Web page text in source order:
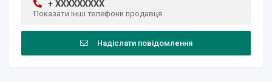
+ XXXXXXXXX
Показати інші телефони продавця
Надіслати повідомлення